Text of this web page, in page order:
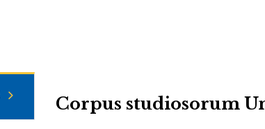
Corpus studiosorum